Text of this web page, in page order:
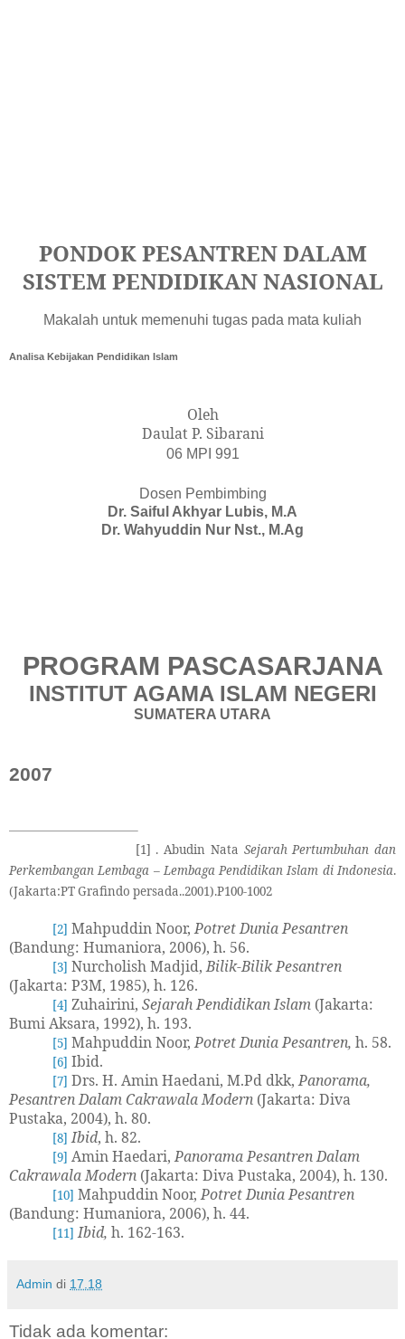
PONDOK PESANTREN DALAM
SISTEM PENDIDIKAN NASIONAL
Makalah untuk memenuhi tugas pada mata kuliah
Analisa Kebijakan Pendidikan Islam
Oleh
Daulat P. Sibarani
06 MPI 991
Dosen Pembimbing
Dr. Saiful Akhyar Lubis, M.A
Dr. Wahyuddin Nur Nst., M.Ag
PROGRAM PASCASARJANA
INSTITUT AGAMA ISLAM NEGERI
SUMATERA UTARA
2007
[1] . Abudin Nata Sejarah Pertumbuhan dan
Perkembangan Lembaga – Lembaga Pendidikan Islam di Indonesia.
(Jakarta:PT Grafindo persada..2001).P100-1002
[2] Mahpuddin Noor,Potret Dunia Pesantren
(Bandung: Humaniora, 2006), h. 56.
[3] Nurcholish Madjid,Bilik-Bilik Pesantren
(Jakarta: P3M, 1985), h. 126.
[4] Zuhairini, Sejarah Pendidikan Islam (Jakarta:
Bumi Aksara, 1992), h. 193.
[5] Mahpuddin Noor,Potret Dunia Pesantren, h. 58.
[6] Ibid.
[7] Drs. H. Amin Haedani, M.Pd dkk,Panorama,
Pesantren Dalam Cakrawala Modern (Jakarta: Diva
Pustaka, 2004), h. 80.
[8] Ibid, h. 82.
[9] Amin Haedari,Panorama Pesantren Dalam
Cakrawala Modern (Jakarta: Diva Pustaka, 2004), h. 130.
[10] Mahpuddin Noor,Potret Dunia Pesantren
(Bandung: Humaniora, 2006), h. 44.
[11] Ibid, h. 162-163.
Admin di 17.18
Tidak ada komentar: